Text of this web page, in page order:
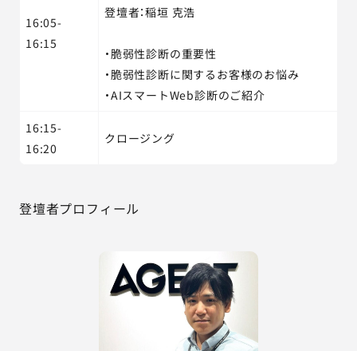
16:05-
16:15
登壇者：稲垣 克浩
・脆弱性診断の重要性
・脆弱性診断に関するお客様のお悩み
・AIスマートWeb診断のご紹介
16:15-
16:20
クロージング
登壇者プロフィール